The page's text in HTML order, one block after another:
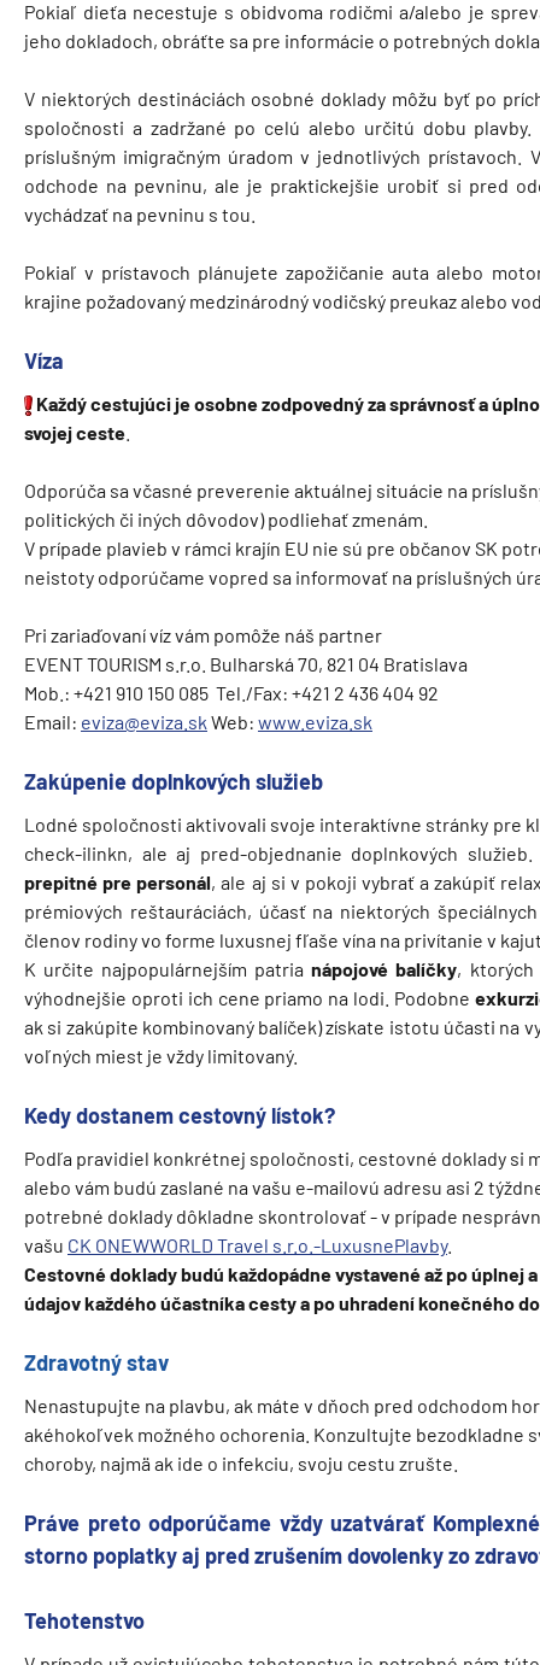
Pokiaľ dieťa necestuje s obidvoma rodičmi a/alebo je
jeho dokladoch, obráťte sa pre informácie o potrebných
V niektorých destináciách osobné doklady môžu byť po
spoločnosti a zadržané po celú alebo určitú dobu
príslušným imigračným úradom v jednotlivých prístavoch.
odchode na pevninu, ale je praktickejšie urobiť si pred
vychádzať na pevninu s tou.
Pokiaľ v prístavoch plánujete zapožičanie auta alebo
krajine požadovaný medzinárodný vodičský preukaz alebo
Víza
Každý cestujúci je osobne zodpovedný za správnosť a
svojej ceste
Odporúča sa včasné preverenie aktuálnej situácie na
politických či iných dôvodov) podliehať zmenám.
V prípade plavieb v rámci krajín EU nie sú pre občanov SK
neistoty odporúčame vopred sa informovať na príslušných
Pri zariaďovaní víz vám pomôže náš partner
EVENT TOURISM s.r.o. Bulharská 70, 821 04 Bratislava
Mob.: +421 910 150 085 Tel./Fax: +421 2 436 404 92
Email: eviza@eviza.sk Web: www.eviza.sk
Zakúpenie doplnkových služieb
Lodné spoločnosti aktivovali svoje interaktívne stránky pre
check-ilinkn, ale aj pred-objednanie doplnkových
prepitné pre personál, ale aj si v pokoji vybrať a zakúpiť
prémiových reštauráciách, účasť na niektorých
členov rodiny vo forme luxusnej fľaše vína na privítanie v
K určite najpopulárnejším patrianápojové balíčky, ktorých
výhodnejšie oproti ich cene priamo na lodi. Podobne
ak si zakúpite kombinovaný balíček) získate istotu účasti na
voľných miest je vždy limitovaný.
Kedy dostanem cestovný lístok?
Podľa pravidiel konkrétnej spoločnosti, cestovné doklady si
alebo vám budú zaslané na vašu e-mailovú adresu asi 2
potrebné doklady dôkladne skontrolovať - v prípade
vašu CK ONEWWORLD Travel s.r.o.-LuxusnePlavby.
Cestovné doklady budú každopádne vystavené až po
údajov každého účastníka cesty a po uhradení konečného
Zdravotný stav
Nenastupujte na plavbu, ak máte v dňoch pred odchodom
akéhokoľvek možného ochorenia. Konzultujte bezodkladne
choroby, najmä ak ide o infekciu, svoju cestu zrušte.
Práve preto odporúčame vždy uzatvárať
storno poplatky aj pred zrušením dovolenky zo
Tehotenstvo